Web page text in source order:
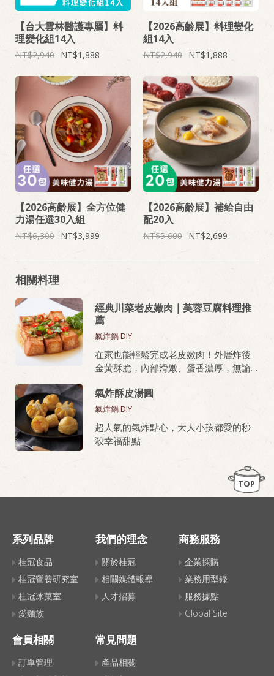
【台大雲林醫護專屬】料
理變化組14入
2,940 1,888
【2026高齡展】料理變化
組14入
2,940 1,888
【2026高齡展】全方位健
力湯任選30入組
6,300 3,999
【2026高齡展】補給自由
配20入
5,600 2,699
相關料理
經典川菜老皮嫩肉｜芙蓉豆腐料理推
薦
氣炸鍋 DIY
在家也能輕鬆完成老皮嫩肉！外層炸後
金黃酥脆，內部滑嫩、蛋香濃厚，無論
廳級美味。
桂冠芙蓉豆腐，就是做老皮嫩肉的秘密
武器！
氣炸酥皮湯圓
氣炸鍋 DIY
超人氣的氣炸點心，大人小孩都愛的秒
殺幸福甜點
TOP
系列品牌
桂冠食品
桂冠營養研究室
桂冠冰菓室
愛麵族
我們的理念
關於桂冠
相關媒體報導
人才招募
商務服務
企業採購
業務用型錄
服務據點
Global Site
會員相關
訂單管理
常見問題
產品相關